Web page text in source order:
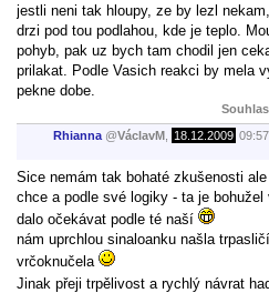
jestli neni tak hloupy, ze by lezl
drzi pod tou podlahou, kde je teplo.
pohyb, pak uz bych tam chodil jen
prilakat. Podle Vasich reakci by mela
pekne dobe.
Rhianna @VáclavM 18.12.2009 09:57
Sice nemám tak bohaté zkušenosti
chce a podle své logiky - ta je
dalo očekávat podle té naší
nám uprchlou sinaloanku našla
vrčoknučela
Jinak přeji trpělivost a rychlý návrat